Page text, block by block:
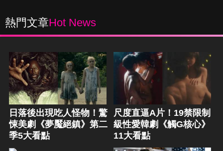
熱門文章Hot News
日落後出現吃人怪物！驚
悚美劇《夢魘絕鎮》第二
季5大看點
尺度直逼A片！19禁限制
級性愛韓劇《觸G核心》
11大看點